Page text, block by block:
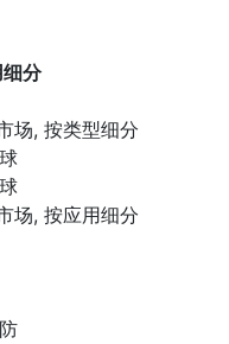
分
场, 按类型细分
场, 按应用细分